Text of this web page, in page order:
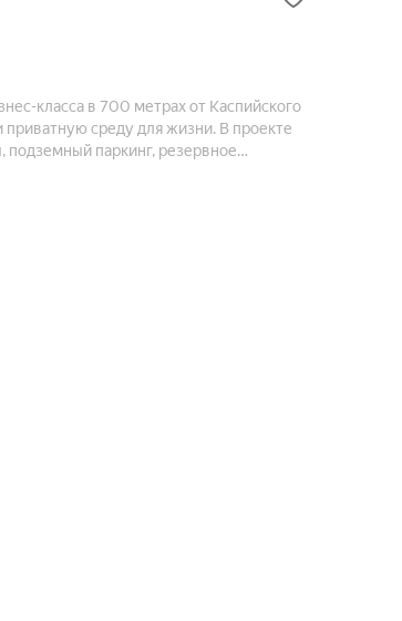
класса в 700 метрах от Каспийского
среду для жизни. В проекте
паркинг, резервное